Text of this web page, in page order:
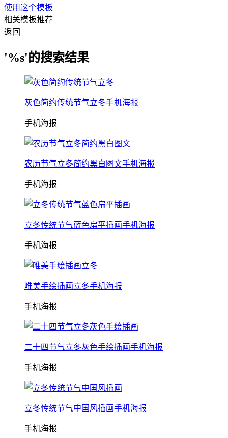
使用这个模板
相关模板推荐
返回
'%s'的搜索结果
灰色简约传统节气立冬手机海报
手机海报
农历节气立冬简约黑白图文手机海报
手机海报
立冬传统节气蓝色扁平插画手机海报
手机海报
唯美手绘插画立冬手机海报
手机海报
二十四节气立冬灰色手绘插画手机海报
手机海报
立冬传统节气中国风插画手机海报
手机海报